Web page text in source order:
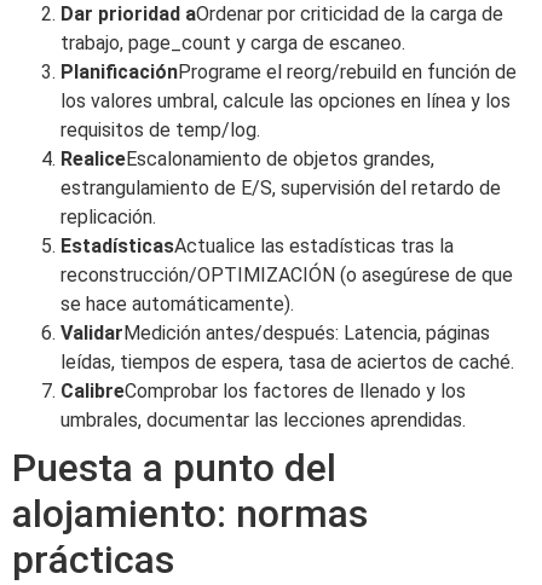
Dar prioridad aOrdenar por criticidad de la carga de
trabajo, page_count y carga de escaneo.
PlanificaciónPrograme el reorg/rebuild en función de
los valores umbral, calcule las opciones en línea y los
requisitos de temp/log.
RealiceEscalonamiento de objetos grandes,
estrangulamiento de E/S, supervisión del retardo de
replicación.
EstadísticasActualice las estadísticas tras la
reconstrucción/OPTIMIZACIÓN (o asegúrese de que
se hace automáticamente).
ValidarMedición antes/después: Latencia, páginas
leídas, tiempos de espera, tasa de aciertos de caché.
CalibreComprobar los factores de llenado y los
umbrales, documentar las lecciones aprendidas.
Puesta a punto del
alojamiento: normas
prácticas